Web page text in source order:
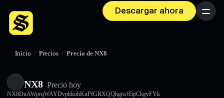
Descargar ahora Menú
Inicio / Precios / Precio de NX8
NX8 Precio hoy
NX8DuAWprqWAYDvpkkuhKnPfGRXQQhgiw85pCkgvFYk